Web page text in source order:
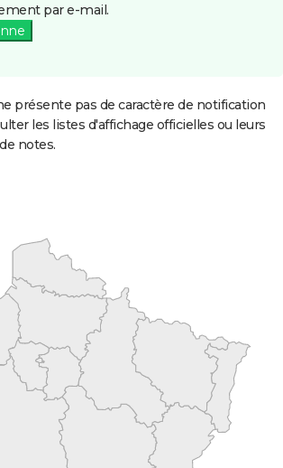
par e-mail.
présente pas de caractère de notification
les listes d'affichage officielles ou leurs
notes.